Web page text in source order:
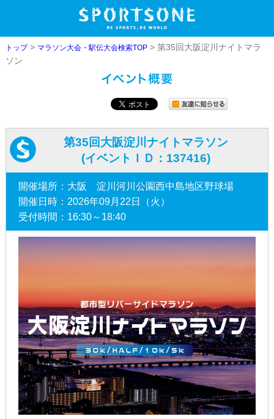
トップ> マラソン大会・駅伝大会検索TOP> 第35回大阪淀川ナイトマラ
ソン
第35回大阪淀川ナイトマラソン
(イベントＩＤ：137416)
開催場所：大阪 淀川河川公園西中島地区野球場
開催日時：2026年09月22日（火）
受付時間：16:30～18:40